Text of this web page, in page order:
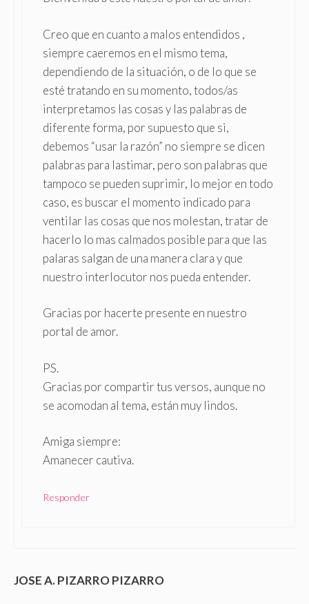
Creo que en cuanto a malos entendidos ,
siempre caeremos en el mismo tema,
dependiendo de la situación, o de lo que se
esté tratando en su momento, todos/as
interpretamos las cosas y las palabras de
diferente forma, por supuesto que si,
debemos “usar la razón” no siempre se dicen
palabras para lastimar, pero son palabras que
tampoco se pueden suprimir, lo mejor en todo
caso, es buscar el momento indicado para
ventilar las cosas que nos molestan, tratar de
hacerlo lo mas calmados posible para que las
palaras salgan de una manera clara y que
nuestro interlocutor nos pueda entender.
Gracias por hacerte presente en nuestro
portal de amor.
PS.
Gracias por compartir tus versos, aunque no
se acomodan al tema, están muy lindos.
Amiga siempre:
Amanecer cautiva.
Responder
JOSE A. PIZARRO PIZARRO